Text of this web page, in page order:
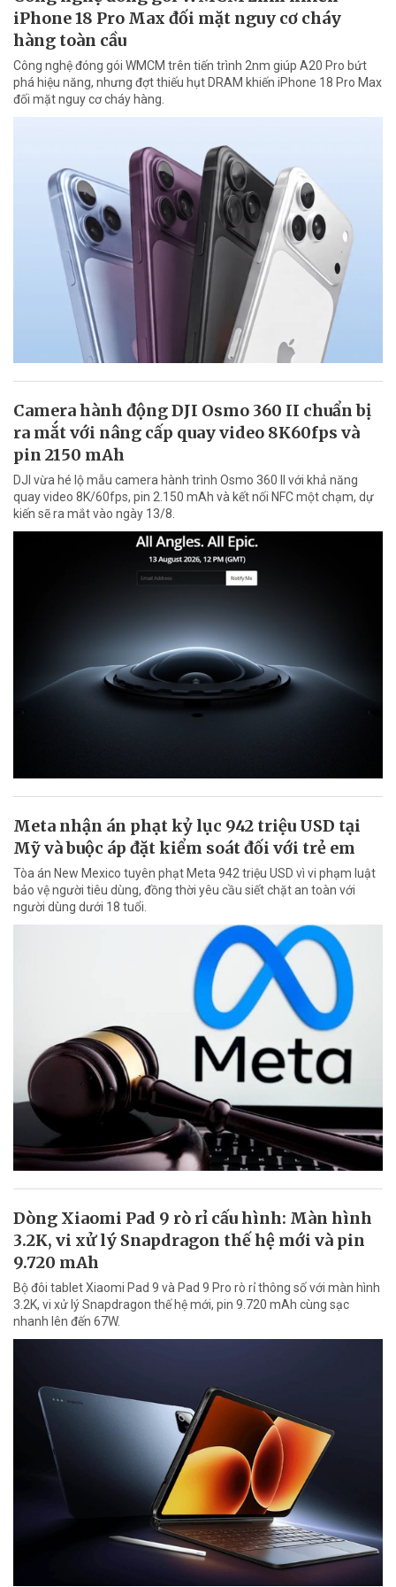
iPhone 18 Pro Max đối mặt nguy cơ cháy
hàng toàn cầu
Công nghệ đóng gói WMCM trên tiến trình 2nm giúp A20 Pro bứt
phá hiệu năng, nhưng đợt thiếu hụt DRAM khiến iPhone 18 Pro Max
đối mặt nguy cơ cháy hàng.
Camera hành động DJI Osmo 360 II chuẩn bị
ra mắt với nâng cấp quay video 8K60fps và
pin 2150 mAh
DJI vừa hé lộ mẫu camera hành trình Osmo 360 II với khả năng
quay video 8K/60fps, pin 2.150 mAh và kết nối NFC một chạm, dự
kiến sẽ ra mắt vào ngày 13/8.
Meta nhận án phạt kỷ lục 942 triệu USD tại
Mỹ và buộc áp đặt kiểm soát đối với trẻ em
Tòa án New Mexico tuyên phạt Meta 942 triệu USD vì vi phạm luật
bảo vệ người tiêu dùng, đồng thời yêu cầu siết chặt an toàn với
người dùng dưới 18 tuổi.
Dòng Xiaomi Pad 9 rò rỉ cấu hình: Màn hình
3.2K, vi xử lý Snapdragon thế hệ mới và pin
9.720 mAh
Bộ đôi tablet Xiaomi Pad 9 và Pad 9 Pro rò rỉ thông số với màn hình
3.2K, vi xử lý Snapdragon thế hệ mới, pin 9.720 mAh cùng sạc
nhanh lên đến 67W.